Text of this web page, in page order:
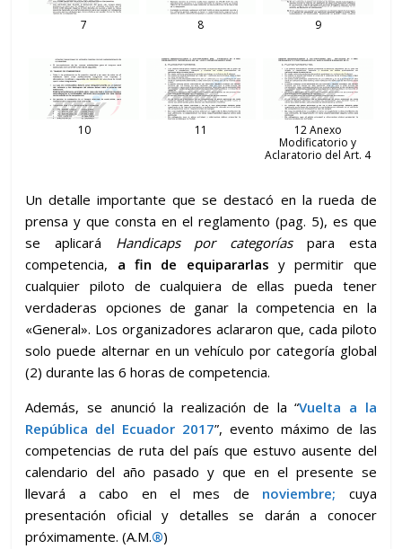
7 8 9
10 11
12 Anexo
Modificatorio y
Aclaratorio del Art. 4
Un detalle importante que se destacó en la rueda de
prensa y que consta en el reglamento (pag. 5), es que
se aplicará Handicaps por categoríaspara esta
competencia, a fin de equipararlas y permitir que
cualquier piloto de cualquiera de ellas pueda tener
verdaderas opciones de ganar la competencia en la
«General». Los organizadores aclararon que, cada piloto
solo puede alternar en un vehículo por categoría global
(2) durante las 6 horas de competencia.
Además, se anunció la realización de la “Vuelta a la
República del Ecuador 2017”, evento máximo de las
competencias de ruta del país que estuvo ausente del
calendario del año pasado y que en el presente se
llevará a cabo en el mes de noviembre; cuya
presentación oficial y detalles se darán a conocer
próximamente. (A.M.®)